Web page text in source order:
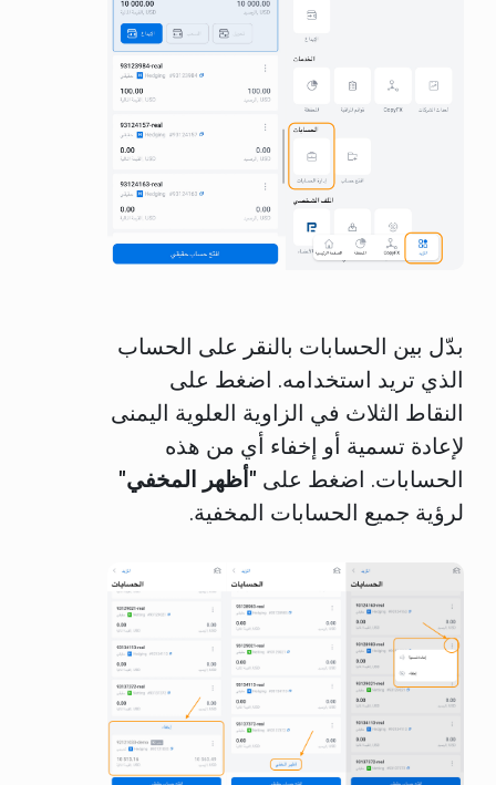
بدّل بين الحسابات بالنقر على الحساب
الذي تريد استخدامه. اضغط على
النقاط الثلاث في الزاوية العلوية اليمنى
لإعادة تسمية أو إخفاء أي من هذه
الحسابات. اضغط على "أظهر المخفي"
لرؤية جميع الحسابات المخفية.